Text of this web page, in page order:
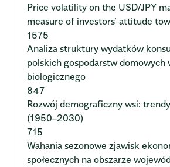
Price volatility on the USD/JPY
measure of investors’ attitude
1575
Analiza struktury wydatków
polskich gospodarstw domowych
biologicznego
847
Rozwój demograficzny wsi:
(1950–2030)
715
Wahania sezonowe zjawisk
społecznych na obszarze